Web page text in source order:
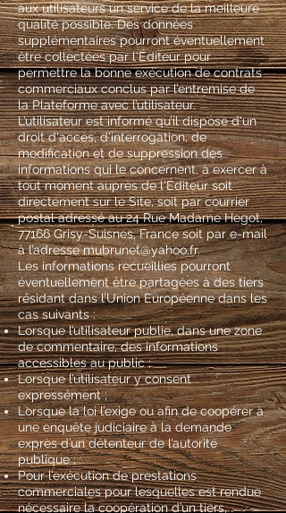
aux utilisateurs un service de la meilleure
qualité possible. Des données
supplémentaires pourront éventuellement
être collectées par l'Éditeur pour
permettre la bonne exécution de contrats
commerciaux conclus par l’entremise de
la Plateforme avec l’utilisateur.
L’utilisateur est informé qu’il dispose d'un
droit d'accès, d'interrogation, de
modification et de suppression des
informations qui le concernent, à exercer à
tout moment auprès de l'Éditeur soit
directement sur le Site, soit par courrier
postal adressé au 24 Rue Madame Hegot,
77166 Grisy-Suisnes, France soit par e-mail
à l’adressemubrunet@yahoo.fr.
Les informations recueillies pourront
éventuellement être partagées à des tiers
résidant dans l’Union Européenne dans les
cas suivants :
Lorsque l’utilisateur publie, dans une zone
de commentaire, des informations
accessibles au public ;
Lorsque l’utilisateur y consent
expressément ;
Lorsque la loi l’exige ou afin de coopérer à
une enquête judiciaire à la demande
exprès d’un détenteur de l’autorité
publique ;
Pour l’exécution de prestations
commerciales pour lesquelles est rendue
nécessaire la coopération d’un tiers,